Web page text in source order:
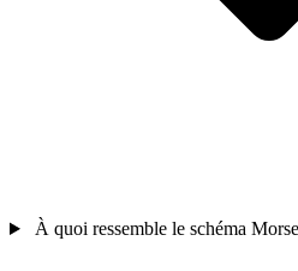
À quoi ressemble le schéma